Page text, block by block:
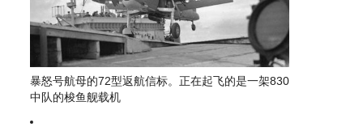
暴怒号航母的72型返航信标。正在起飞的是一架830
中队的梭鱼舰载机